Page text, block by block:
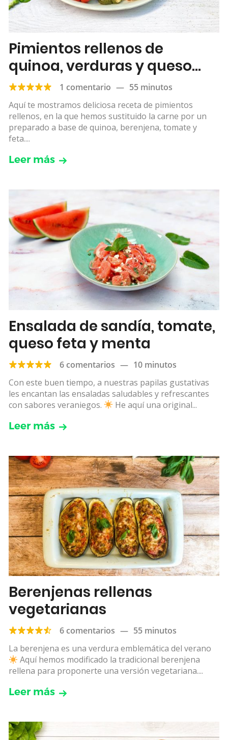
Pimientos rellenos de
quinoa, verduras y queso
feta
1 comentario — 55 minutos
Aquí te mostramos deliciosa receta de pimientos
rellenos, en la que hemos sustituido la carne por un
preparado a base de quinoa, berenjena, tomate y
feta....
Leer más
Ensalada de sandía, tomate,
queso feta y menta
6 comentarios — 10 minutos
Con este buen tiempo, a nuestras papilas gustativas
les encantan las ensaladas saludables y refrescantes
con sabores veraniegos.
He aquí una original...
Leer más
Berenjenas rellenas
vegetarianas
6 comentarios — 55 minutos
La berenjena es una verdura emblemática del verano
Aquí hemos modificado la tradicional berenjena
rellena para proponerte una versión vegetariana....
Leer más